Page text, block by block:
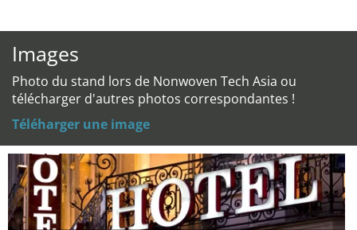
Images
Photo du stand lors de Nonwoven Tech Asia ou
télécharger d'autres photos correspondantes !
Téléharger une image